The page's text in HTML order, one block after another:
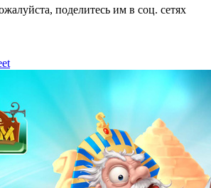
поделитесь им в соц. сетях